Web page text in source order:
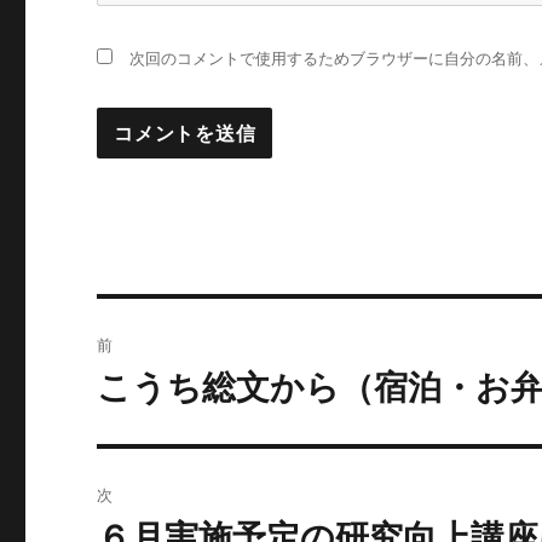
次回のコメントで使用するためブラウザーに自分の名前
稿
ゲ
前
前
投
稿:
こうち総文から（宿泊・お
次
次